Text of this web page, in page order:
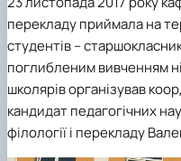
перекладу приймала на
студентів –
поглибленим вивченням
школярів організував
кандидат педагогічних
філології і перекладу